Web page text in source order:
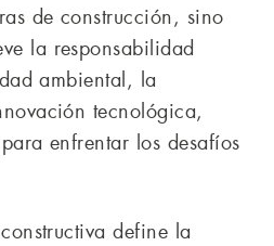
de construcción, sino
la responsabilidad
ambiental, la
tecnológica,
enfrentar los desafíos
define la